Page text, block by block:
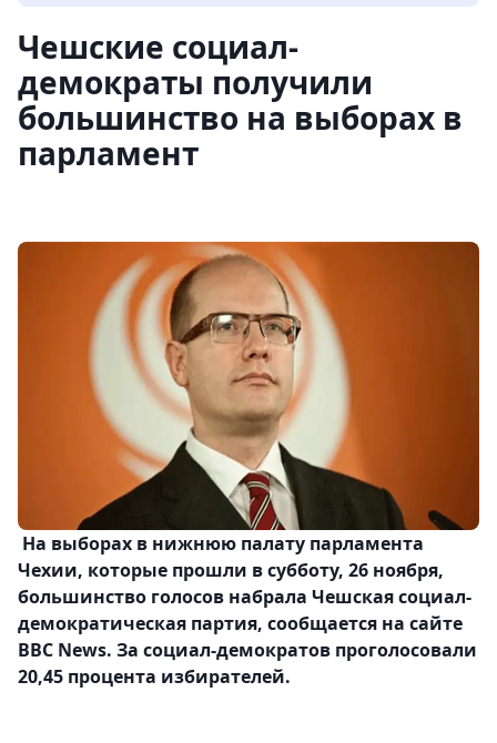
Чешские социал-
демократы получили
большинство на выборах в
парламент
На выборах в нижнюю палату парламента
Чехии, которые прошли в субботу, 26 ноября,
большинство голосов набрала Чешская социал-
демократическая партия, сообщается на сайте
BBC News. За социал-демократов проголосовали
20,45 процента избирателей.